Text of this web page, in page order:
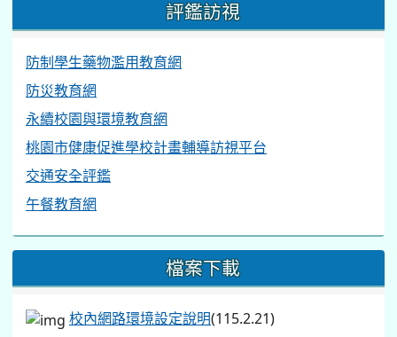
評鑑訪視
防制學生藥物濫用教育網
防災教育網
永續校園與環境教育網
桃園市健康促進學校計畫輔導訪視平台
交通安全評鑑
午餐教育網
檔案下載
校內網路環境設定說明(115.2.21)